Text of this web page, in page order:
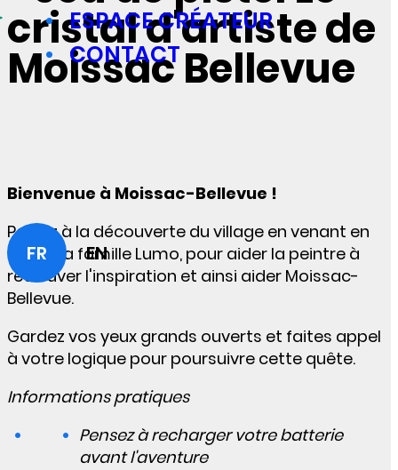
ESPACE CRÉATEUR
CONTACT
FR EN
cristal d'artiste de
Moissac Bellevue
Bienvenue à Moissac-Bellevue !
Partez à la découverte du village en venant en
aide à la famille Lumo, pour aider la peintre à
retrouver l'inspiration et ainsi aider Moissac-
Bellevue.
Gardez vos yeux grands ouverts et faites appel
à votre logique pour poursuivre cette quête.
Informations pratiques
Pensez à recharger votre batterie
avant l'aventure